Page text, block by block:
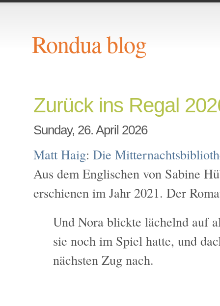
Rondua blog
Zurück ins Regal
Sunday, 26. April 2026
Matt Haig:Die
Aus dem Englischen von Sabine
erschienen im Jahr 2021. Der
Und Nora blickte lächelnd auf
sie noch im Spiel hatte, und
nächsten Zug nach.